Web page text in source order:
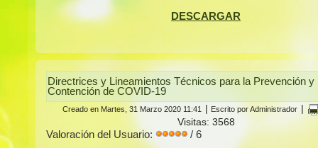
DESCARGAR
Directrices y Lineamientos Técnicos para la Prevención y
Contención de COVID-19
Creado en Martes, 31 Marzo 2020 11:41 Escrito por Administrador
Visitas: 3568
Valoración del Usuario:
/ 6